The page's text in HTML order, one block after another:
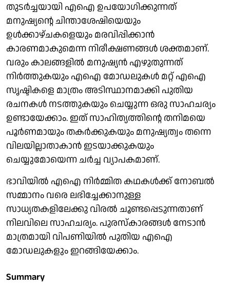
തുടര്‍ച്ചയായി എഐ ഉപയോഗിക്കുന്നത്
മനുഷ്യന്റെ ചിന്താശേഷിയെയും
ഉള്‍ക്കാഴ്ചകളെയും മരവിപ്പിക്കാന്‍
കാരണമാകുമെന്ന നിരീക്ഷണങ്ങൾ ശക്തമാണ്.
വരും കാലങ്ങളില്‍ മനുഷ്യന്‍ എഴുതുന്നത്
നിര്‍ത്തുകയും എഐ മോഡലുകള്‍ മറ്റ് എഐ
സൃഷ്ടികളെ മാത്രം അടിസ്ഥാനമാക്കി പുതിയ
രചനകള്‍ നടത്തുകയും ചെയ്യുന്ന ഒരു സാഹചര്യം
ഉണ്ടായേക്കാം. ഇത് സാഹിത്യത്തിന്റെ തനിമയെ
പൂര്‍ണമായും തകര്‍ക്കുകയും മനുഷ്യത്വം തന്നെ
വിലയില്ലാതാകാന്‍ ഇടയാക്കുകയും
ചെയ്യുമോയെന്ന ചർച്ച വ്യാപകമാണ്.
ഭാവിയില്‍ എഐ നിര്‍മ്മിത കഥകള്‍ക്ക് നോബല്‍
സമ്മാനം വരെ ലഭിച്ചേക്കാനുള്ള
സാധ്യതകളിലേക്കു വിരൽ ചൂണ്ടപ്പെടുന്നതാണ്
നിലവിലെ സാഹചര്യം. പുരസ്‌കാരങ്ങള്‍ നേടാന്‍
മാത്രമായി വിപണിയില്‍ പുതിയ എഐ
മോഡലുകളും ഇറങ്ങിയേക്കാം.
Summary